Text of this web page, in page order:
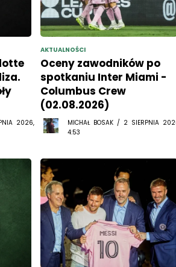
2026,
AKTUALNOŚCI
Oceny zawodników po
spotkaniu Inter Miami -
Columbus Crew
(02.08.2026)
MICHAŁ BOSAK / 2 SIERPNIA
4:53